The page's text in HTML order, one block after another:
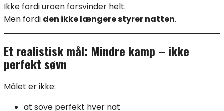
Ikke fordi uroen forsvinder helt.
Men fordi den ikke længere styrer natten.
Et realistisk mål: Mindre kamp – ikke
perfekt søvn
Målet er ikke:
at sove perfekt hver nat